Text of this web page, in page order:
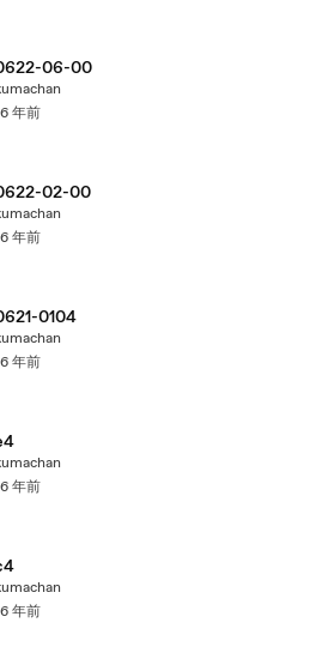
06-00
年前
02-00
年前
0104
年前
年前
年前